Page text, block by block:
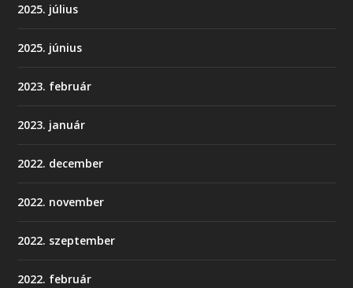
2025. július
2025. június
2023. február
2023. január
2022. december
2022. november
2022. szeptember
2022. február